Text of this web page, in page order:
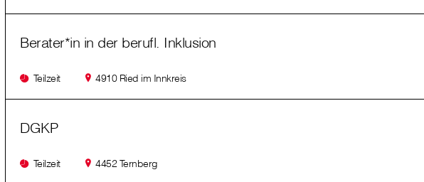
Berater*in in der berufl. Inklusion
Teilzeit 4910 Ried im Innkreis
DGKP
Teilzeit 4452 Ternberg